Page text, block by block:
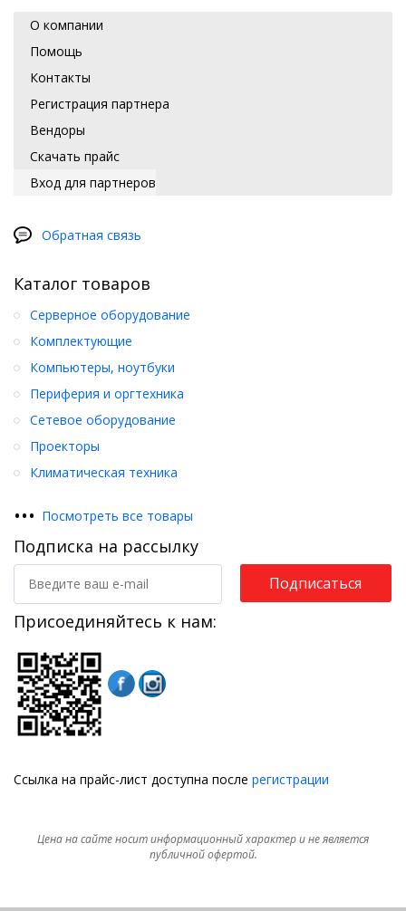
О компании
Помощь
Контакты
Регистрация партнера
Вендоры
Скачать прайс
Вход для партнеров
Обратная связь
Каталог товаров
Серверное оборудование
Комплектующие
Компьютеры, ноутбуки
Периферия и оргтехника
Сетевое оборудование
Проекторы
Климатическая техника
••• Посмотреть все товары
Подписка на рассылку
Подписаться
Присоединяйтесь к нам:
Ссылка на прайс-лист доступна после регистрации
Цена на сайте носит информационный характер и не является
публичной офертой.